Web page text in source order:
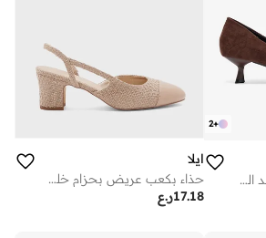
+
2
أحذية بكعب قطة من جلد الغزال
ايلا
حذاء بكعب عريض بحزام خلفي
ر.ع17.18